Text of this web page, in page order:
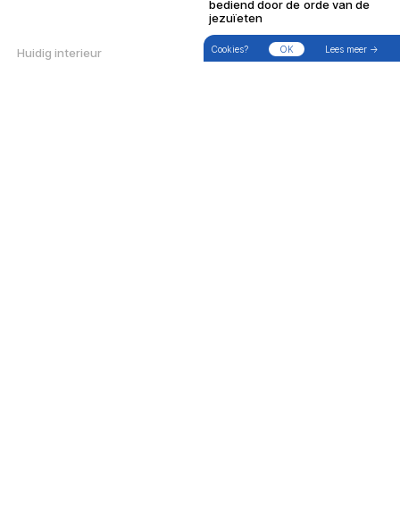
bediend door de orde van de
jezuïeten
Huidig interieur Huidig exterieur
→ Wandelingen
Cookies? OK Lees meer →